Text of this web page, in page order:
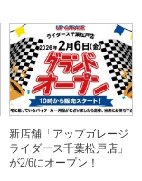
新店舗「アップガレージ
ライダース千葉松戸店」
が2/6にオープン！